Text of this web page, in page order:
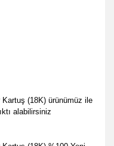
(18K) ürünümüz ile
alabilirsiniz